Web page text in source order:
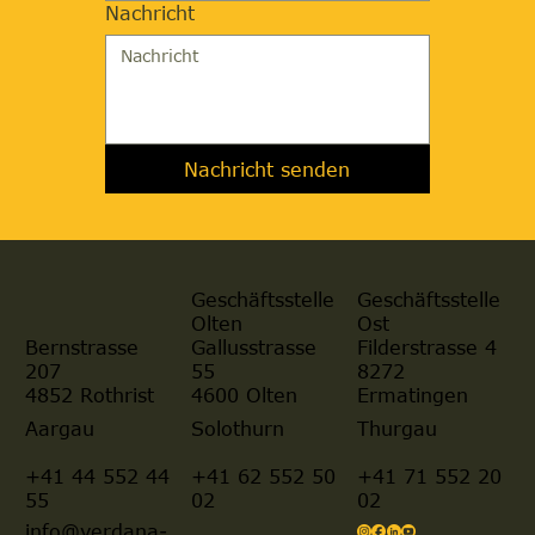
Nachricht
Nachricht senden
Bernstrasse
207
4852 Rothrist
Geschäftsstelle
Olten
Gallusstrasse
55
4600 Olten
Geschäftsstelle
Ost
Filderstrasse 4
8272
Ermatingen
Aargau
+41 44 552 44
55
Solothurn
+41 62 552 50
02
Thurgau
+41 71 552 20
02
info@verdana-